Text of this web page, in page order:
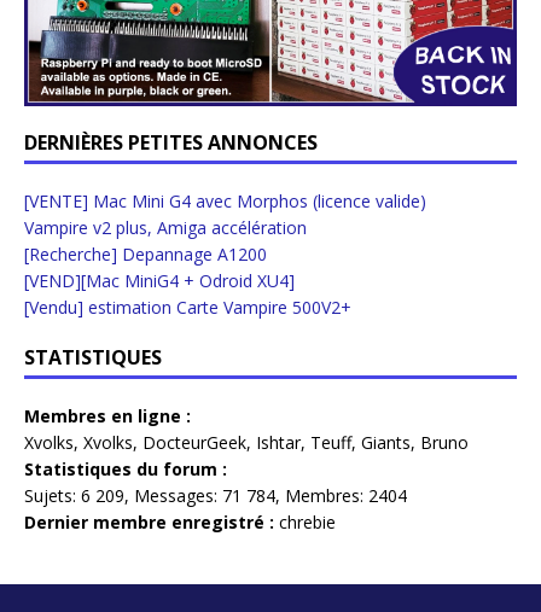
DERNIÈRES PETITES ANNONCES
[VENTE] Mac Mini G4 avec Morphos (licence valide)
Vampire v2 plus, Amiga accélération
[Recherche] Depannage A1200
[VEND][Mac MiniG4 + Odroid XU4]
[Vendu] estimation Carte Vampire 500V2+
STATISTIQUES
Membres en ligne :
Xvolks, Xvolks, DocteurGeek, Ishtar, Teuff, Giants, Bruno
Statistiques du forum :
Sujets: 6 209, Messages: 71 784, Membres: 2404
Dernier membre enregistré : chrebie